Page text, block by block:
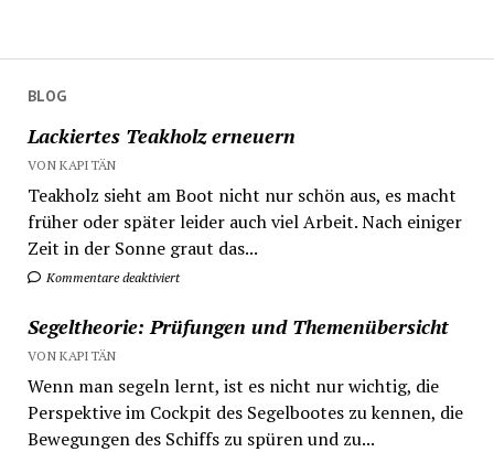
BLOG
Lackiertes Teakholz erneuern
VON KAPITÄN
Teakholz sieht am Boot nicht nur schön aus, es macht
früher oder später leider auch viel Arbeit. Nach einiger
Zeit in der Sonne graut das...
Kommentare deaktiviert
Segeltheorie: Prüfungen und Themenübersicht
VON KAPITÄN
Wenn man segeln lernt, ist es nicht nur wichtig, die
Perspektive im Cockpit des Segelbootes zu kennen, die
Bewegungen des Schiffs zu spüren und zu...